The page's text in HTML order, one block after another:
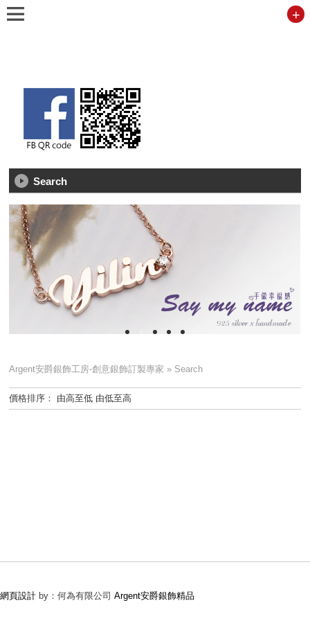
+
Search
Argent安爵銀飾工房-創意銀飾訂製專家 » Search
價格排序： 由高至低 由低至高
網頁設計 by：何為有限公司 Argent安爵銀飾精品